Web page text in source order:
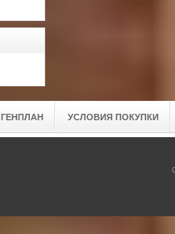
ГЕНПЛАН УСЛОВИЯ ПОКУПКИ